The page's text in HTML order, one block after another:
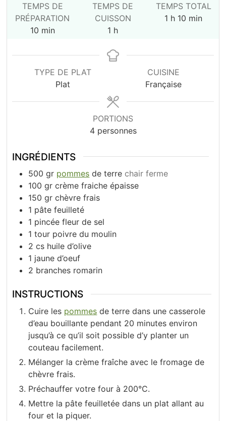
TEMPS DE
PRÉPARATION
10minutes
min
TEMPS DE
CUISSON
1 heure
h
TEMPS TOTAL
1 heure
h 10 minutes
min
TYPE DE PLAT
Plat
CUISINE
Française
PORTIONS
4 personnes
INGRÉDIENTS
500 gr pommes de terre chair ferme
100 gr crème fraiche épaisse
150 gr chèvre frais
1 pâte feuilleté
1 pincée fleur de sel
1 tour poivre du moulin
2 cs huile d’olive
1 jaune d’oeuf
2 branches romarin
INSTRUCTIONS
Cuire les pommes de terre dans une casserole
d’eau bouillante pendant 20 minutes environ
jusqu’à ce qu’il soit possible d’y planter un
couteau facilement.
Mélanger la crème fraîche avec le fromage de
chèvre frais.
Préchauffer votre four à 200°C.
Mettre la pâte feuilletée dans un plat allant au
four et la piquer.